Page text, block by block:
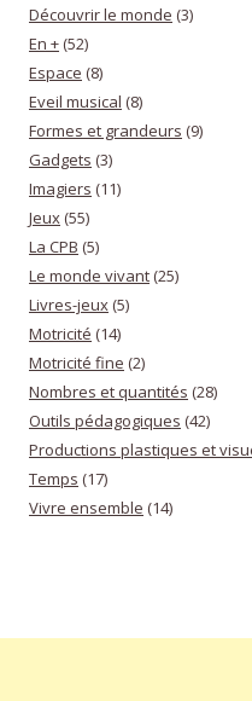
Découvrir le monde (3)
En + (52)
Espace (8)
Eveil musical (8)
Formes et grandeurs (9)
Gadgets (3)
Imagiers (11)
Jeux (55)
La CPB (5)
Le monde vivant (25)
Livres-jeux (5)
Motricité (14)
Motricité fine (2)
Nombres et quantités (28)
Outils pédagogiques (42)
Productions plastiques et
Temps (17)
Vivre ensemble (14)